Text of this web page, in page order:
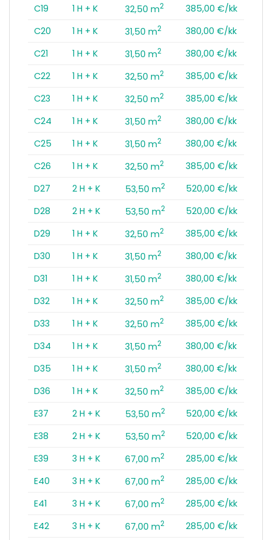
C19
1 H + K 32,50 m2
385,00 €/kk
C20
1 H + K 31,50 m2
380,00 €/kk
C21
1 H + K 31,50 m2
380,00 €/kk
C22
1 H + K 32,50 m2
385,00 €/kk
C23
1 H + K 32,50 m2
385,00 €/kk
C24
1 H + K 31,50 m2
380,00 €/kk
C25
1 H + K 31,50 m2
380,00 €/kk
C26
1 H + K 32,50 m2
385,00 €/kk
D27
2 H + K 53,50 m2
520,00 €/kk
D28
2 H + K 53,50 m2
520,00 €/kk
D29
1 H + K 32,50 m2
385,00 €/kk
D30
1 H + K 31,50 m2
380,00 €/kk
D31
1 H + K 31,50 m2
380,00 €/kk
D32
1 H + K 32,50 m2
385,00 €/kk
D33
1 H + K 32,50 m2
385,00 €/kk
D34
1 H + K 31,50 m2
380,00 €/kk
D35
1 H + K 31,50 m2
380,00 €/kk
D36
1 H + K 32,50 m2
385,00 €/kk
E37
2 H + K 53,50 m2
520,00 €/kk
E38
2 H + K 53,50 m2
520,00 €/kk
E39
3 H + K 67,00 m2
285,00 €/kk
E40
3 H + K 67,00 m2
285,00 €/kk
E41
3 H + K 67,00 m2
285,00 €/kk
E42
3 H + K 67,00 m2
285,00 €/kk